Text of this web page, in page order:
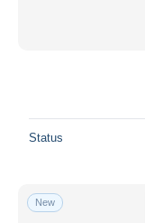
Status
New